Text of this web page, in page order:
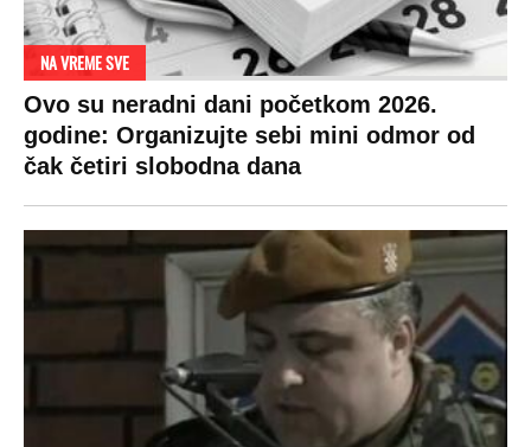
NA VREME SVE
Ovo su neradni dani početkom 2026.
godine: Organizujte sebi mini odmor od
čak četiri slobodna dana